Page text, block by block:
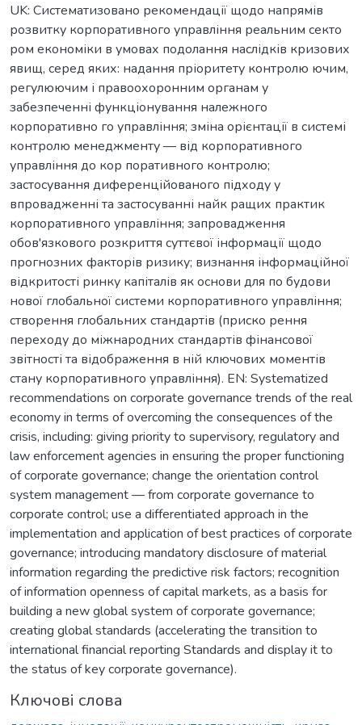
UK: Систематизовано рекомендації щодо напрямів
розвитку корпоративного управління реальним секто
ром економіки в умовах подолання наслідків кризових
явищ, серед яких: надання пріоритету контролю ючим,
регулюючим і правоохоронним органам у
забезпеченні функціонування належного
корпоративно го управління; зміна орієнтації в системі
контролю менеджменту — від корпоративного
управління до кор поративного контролю;
застосування диференційованого підходу у
впровадженні та застосуванні найк ращих практик
корпоративного управління; запровадження
обов'язкового розкриття суттєвої інформації щодо
прогнозних факторів ризику; визнання інформаційної
відкритості ринку капіталів як основи для по будови
нової глобальної системи корпоративного управління;
створення глобальних стандартів (приско рення
переходу до міжнародних стандартів фінансової
звітності та відображення в ній ключових моментів
стану корпоративного управління). EN: Systematized
recommendations on corporate governance trends of the real
economy in terms of overcoming the consequences of the
crisis, including: giving priority to supervisory, regulatory and
law enforcement agencies in ensuring the proper functioning
of corporate governance; change the orientation control
system management — from corporate governance to
corporate control; use a differentiated approach in the
implementation and application of best practices of corporate
governance; introducing mandatory disclosure of material
information regarding the predictive risk factors; recognition
of information openness of capital markets, as a basis for
building a new global system of corporate governance;
creating global standards (accelerating the transition to
international financial reporting Standards and display it to
the status of key corporate governance).
Ключові слова